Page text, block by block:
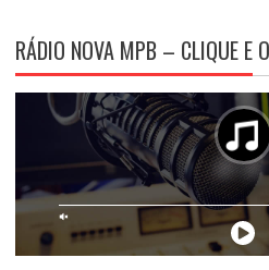
RÁDIO NOVA MPB – CLIQUE E